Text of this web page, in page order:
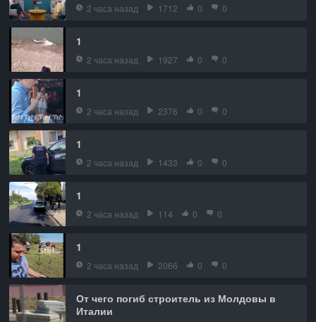
2 часа назад 1712 0 0
1
2 часа назад 1927 0 0
1
2 часа назад 2376 0 0
1
2 часа назад 1433 0 0
1
2 часа назад 114 0 0
1
2 часа назад 2066 0 0
От чего погиб строитель из Молдовы в
Италии